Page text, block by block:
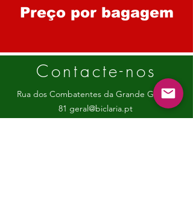
Preço por bagagem
Contacte-nos
Rua dos Combatentes da Grande Guerra,
81 geral@biclaria.pt